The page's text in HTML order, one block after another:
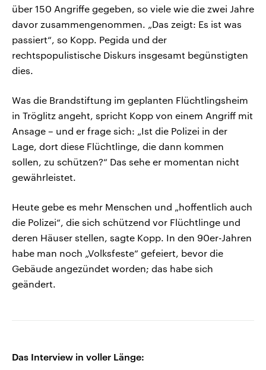
über 150 Angriffe gegeben, so viele wie die zwei Jahre
davor zusammengenommen. „Das zeigt: Es ist was
passiert“, so Kopp. Pegida und der
rechtspopulistische Diskurs insgesamt begünstigten
dies.
Was die Brandstiftung im geplanten Flüchtlingsheim
in Tröglitz angeht, spricht Kopp von einem Angriff mit
Ansage – und er frage sich: „Ist die Polizei in der
Lage, dort diese Flüchtlinge, die dann kommen
sollen, zu schützen?“ Das sehe er momentan nicht
gewährleistet.
Heute gebe es mehr Menschen und „hoffentlich auch
die Polizei“, die sich schützend vor Flüchtlinge und
deren Häuser stellen, sagte Kopp. In den 90er-Jahren
habe man noch „Volksfeste“ gefeiert, bevor die
Gebäude angezündet worden; das habe sich
geändert.
Das Interview in voller Länge: